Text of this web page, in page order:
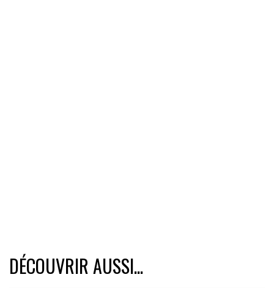
DÉCOUVRIR AUSSI...